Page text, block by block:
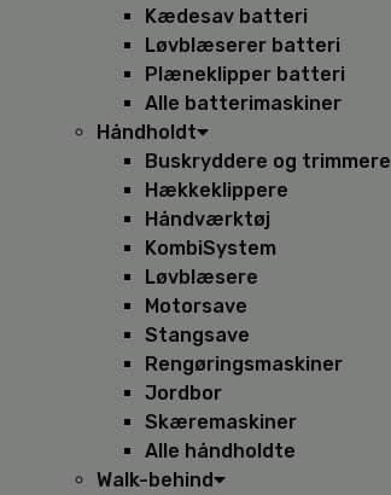
Kædesav batteri
Løvblæserer batteri
Plæneklipper batteri
Alle batterimaskiner
Håndholdt
Buskryddere og trimmere
Hækkeklippere
Håndværktøj
KombiSystem
Løvblæsere
Motorsave
Stangsave
Rengøringsmaskiner
Jordbor
Skæremaskiner
Alle håndholdte
Walk-behind